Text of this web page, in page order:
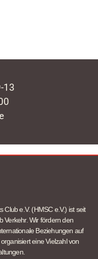
13
e.V. (HMSC e.V.) ist seit
Verkehr. Wir fördern den
Beziehungen auf
eine Vielzahl von